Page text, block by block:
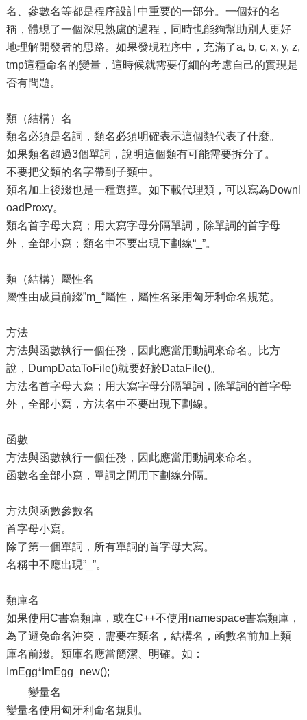
名、參數名等都是程序設計中重要的一部分。一個好的名
稱，體現了一個深思熟慮的過程，同時也能夠幫助別人更好
地理解開發者的思路。如果發現程序中，充滿了a, b, c, x, y, z,
tmp這種命名的變量，這時候就需要仔細的考慮自己的實現是
否有問題。
類（結構）名
類名必須是名詞，類名必須明確表示這個類代表了什麼。
如果類名超過3個單詞，說明這個類有可能需要拆分了。
不要把父類的名字帶到子類中。
類名加上後綴也是一種選擇。如下載代理類，可以寫為Downl
oadProxy。
類名首字母大寫；用大寫字母分隔單詞，除單詞的首字母
外，全部小寫；類名中不要出現下劃線“_”。
類（結構）屬性名
屬性由成員前綴”m_“屬性，屬性名采用匈牙利命名規范。
方法
方法與函數執行一個任務，因此應當用動詞來命名。比方
說，DumpDataToFile()就要好於DataFile()。
方法名首字母大寫；用大寫字母分隔單詞，除單詞的首字母
外，全部小寫，方法名中不要出現下劃線。
函數
方法與函數執行一個任務，因此應當用動詞來命名。
函數名全部小寫，單詞之間用下劃線分隔。
方法與函數參數名
首字母小寫。
除了第一個單詞，所有單詞的首字母大寫。
名稱中不應出現”_”。
類庫名
如果使用C書寫類庫，或在C++不使用namespace書寫類庫，
為了避免命名沖突，需要在類名，結構名，函數名前加上類
庫名前綴。類庫名應當簡潔、明確。如：
ImEgg*ImEgg_new();
變量名
變量名使用匈牙利命名規則。